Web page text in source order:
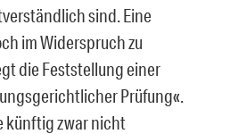
sind. Eine
im Widerspruch zu
die Feststellung einer
Prüfung«.
künftig zwar nicht